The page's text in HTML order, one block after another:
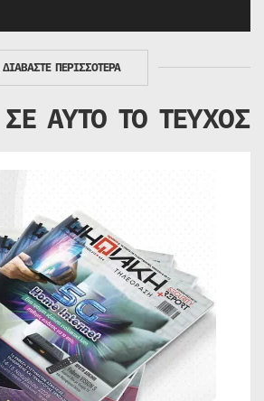
ΔΙΑΒΑΣΤΕ ΠΕΡΙΣΣΟΤΕΡΑ
ΣΕ ΑΥΤΟ ΤΟ ΤΕΥΧΟΣ